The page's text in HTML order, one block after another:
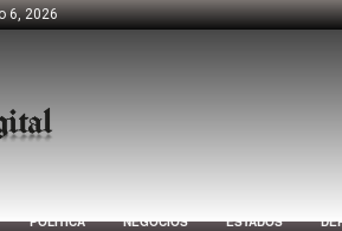
6, 2026
POLÍTICA NEGOCIOS ESTADOS